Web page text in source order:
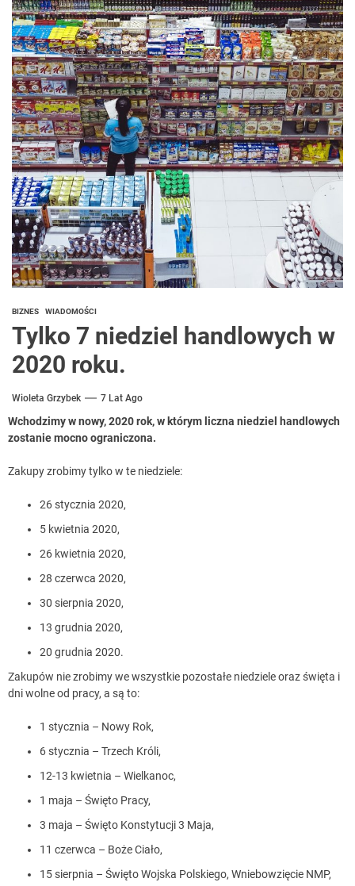
BIZNES WIADOMOŚCI
Tylko 7 niedziel handlowych w
2020 roku.
Wioleta Grzybek 7 Lat Ago
Wchodzimy w nowy, 2020 rok, w którym liczna niedziel handlowych
zostanie mocno ograniczona.
Zakupy zrobimy tylko w te niedziele:
26 stycznia 2020,
5 kwietnia 2020,
26 kwietnia 2020,
28 czerwca 2020,
30 sierpnia 2020,
13 grudnia 2020,
20 grudnia 2020.
Zakupów nie zrobimy we wszystkie pozostałe niedziele oraz święta i
dni wolne od pracy, a są to:
1 stycznia – Nowy Rok,
6 stycznia – Trzech Króli,
12-13 kwietnia – Wielkanoc,
1 maja – Święto Pracy,
3 maja – Święto Konstytucji 3 Maja,
11 czerwca – Boże Ciało,
15 sierpnia – Święto Wojska Polskiego, Wniebowzięcie NMP,